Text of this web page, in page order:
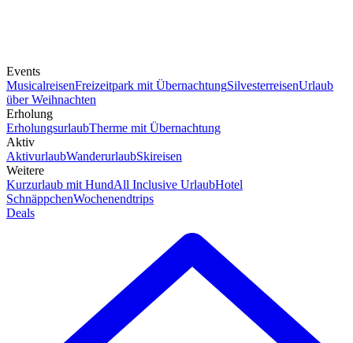
Events
MusicalreisenFreizeitpark mit ÜbernachtungSilvesterreisenUrlaub
über Weihnachten
Erholung
ErholungsurlaubTherme mit Übernachtung
Aktiv
AktivurlaubWanderurlaubSkireisen
Weitere
Kurzurlaub mit HundAll Inclusive UrlaubHotel
SchnäppchenWochenendtrips
Deals